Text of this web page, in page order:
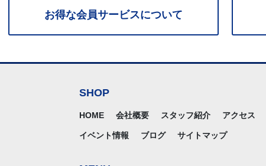
お得な会員サービスについて
SHOP
HOME 会社概要 スタッフ紹介 アクセス
イベント情報 ブログ サイトマップ